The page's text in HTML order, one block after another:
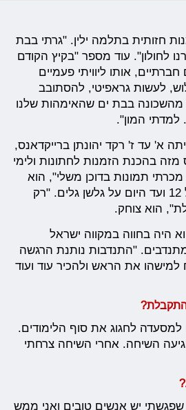
חזותית בתלמה ילין. "גרתי בבת
לחולון". עוד מספר "בקיץ הקודם
אותו ליוויתי פעמיים
לעשות גראפיטי, להסתובב
מהשכונה בבת ים שהאימהות שלנו
למדתי המון".
א' עד ז' רקד יהונתן ברייקדאנס,
בהכנת הזמנות לחתונות ולימי
מכרתי תמונות בדוכן משלי", הוא
אומר. הוא גם גולש מגיל 12 ועד היום על גלשן גלים. "רק
הוא צוחק.
היה בחווה במקווה ישראל
מתנדבים. "התנדבות נותנת הרגשה
למישהו את הראש ולהכיר עוד ועוד
למסעדה לחגוג את סוף הלימודים.
השיחה. אחרי השיחה צרחתי
יש אנשים טובים ואני ממש